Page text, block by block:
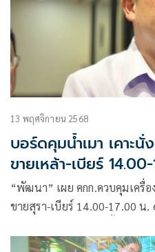
13 พฤศจิกายน 2568
บอร์ดคุมน้ำเมา เคาะ
ขายเหล้า-เบียร์
ประเมินผล
“พัฒนา” เผย คกก.ควบคุมเครื่
ขายสุรา-เบียร์ 14.00-17.00 น
ธ.ค. ยันรัฐบาลคำนึงกระตุ้นศก.